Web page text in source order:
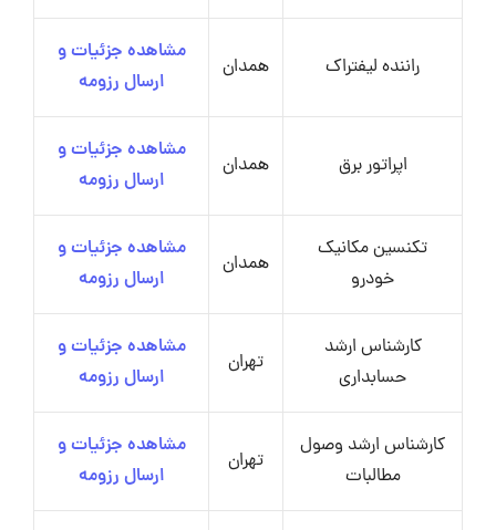
راننده لیفتراک همدان
مشاهده جزئیات و
ارسال رزومه
اپراتور برق همدان
مشاهده جزئیات و
ارسال رزومه
تکنسین مکانیک
خودرو
همدان
مشاهده جزئیات و
ارسال رزومه
کارشناس ارشد
حسابداری
تهران
مشاهده جزئیات و
ارسال رزومه
کارشناس ارشد وصول
مطالبات
تهران
مشاهده جزئیات و
ارسال رزومه